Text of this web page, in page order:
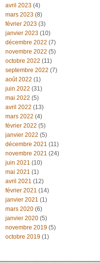
avril 2023 (4)
mars 2023 (8)
février 2023 (3)
janvier 2023 (10)
décembre 2022 (7)
novembre 2022 (5)
octobre 2022 (11)
septembre 2022 (7)
août 2022 (1)
juin 2022 (31)
mai 2022 (5)
avril 2022 (13)
mars 2022 (4)
février 2022 (5)
janvier 2022 (5)
décembre 2021 (11)
novembre 2021 (24)
juin 2021 (10)
mai 2021 (1)
avril 2021 (12)
février 2021 (14)
janvier 2021 (1)
mars 2020 (6)
janvier 2020 (5)
novembre 2019 (5)
octobre 2019 (1)